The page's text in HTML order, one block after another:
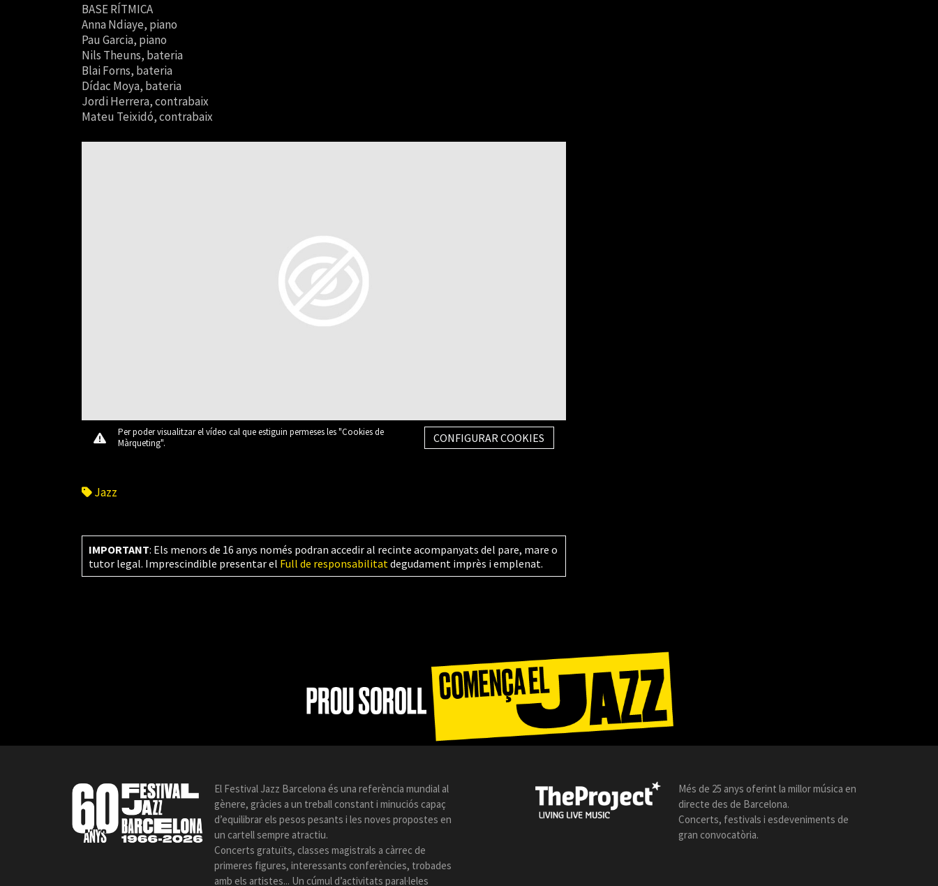
BASE RÍTMICA
Anna Ndiaye, piano
Pau Garcia, piano
Nils Theuns, bateria
Blai Forns, bateria
Dídac Moya, bateria
Jordi Herrera, contrabaix
Mateu Teixidó, contrabaix
Per poder visualitzar el vídeo cal que estiguin permeses les "Cookies de
Màrqueting".
CONFIGURAR COOKIES
Jazz
IMPORTANT: Els menors de 16 anys només podran accedir al recinte acompanyats del pare, mare o
tutor legal. Imprescindible presentar el Full de responsabilitat degudament imprès i emplenat.
El Festival Jazz Barcelona és una referència mundial al
gènere, gràcies a un treball constant i minuciós capaç
d’equilibrar els pesos pesants i les noves propostes en
un cartell sempre atractiu.
Concerts gratuïts, classes magistrals a càrrec de
primeres figures, interessants conferències, trobades
amb els artistes... Un cúmul d’activitats paral·leles
Més de 25 anys oferint la millor música en
directe des de Barcelona.
Concerts, festivals i esdeveniments de
gran convocatòria.